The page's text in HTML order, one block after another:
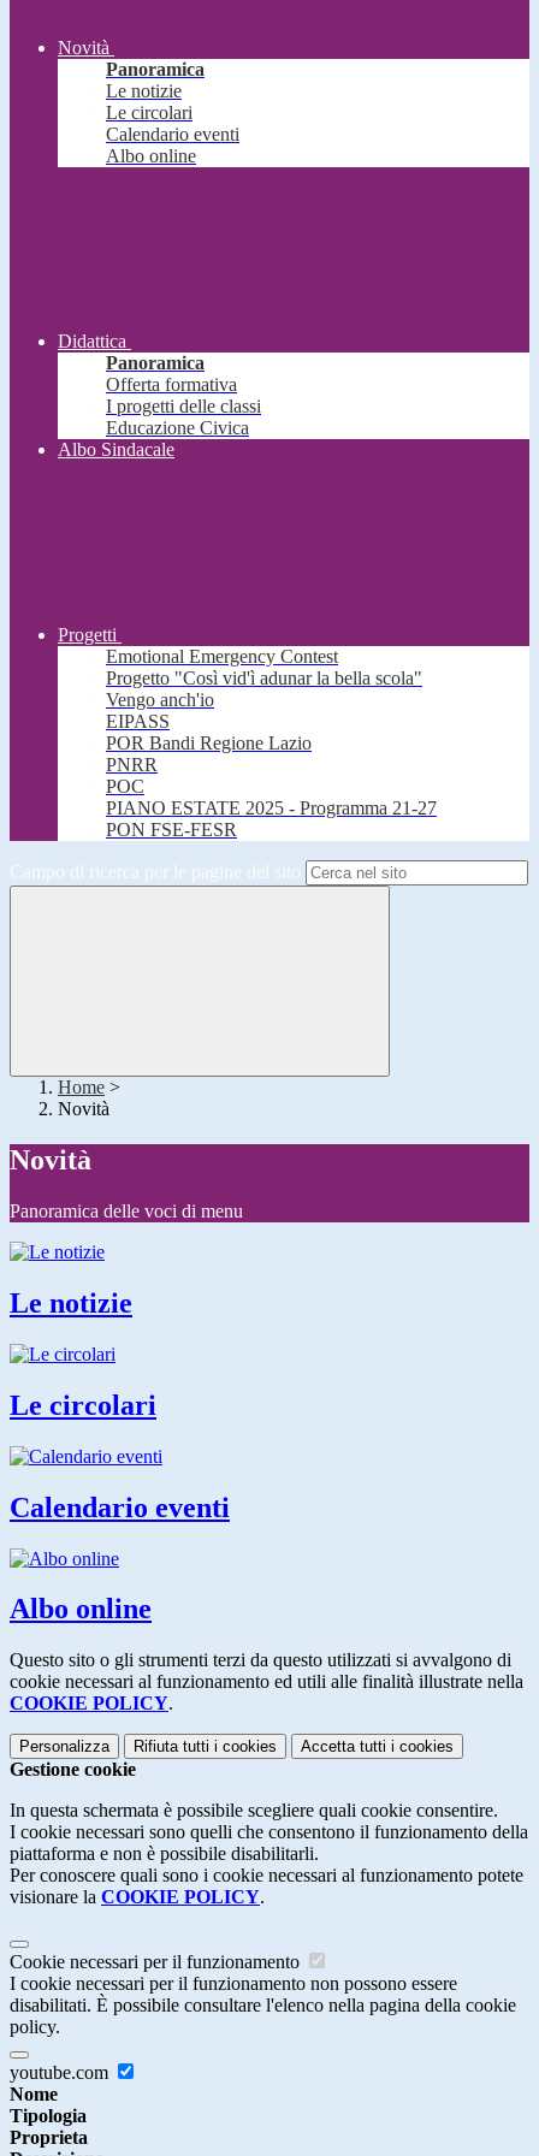
Novità
Panoramica
Le notizie
Le circolari
Calendario eventi
Albo online
Didattica
Panoramica
Offerta formativa
I progetti delle classi
Educazione Civica
Albo Sindacale
Progetti
Emotional Emergency Contest
Progetto "Così vid'ì adunar la bella scola"
Vengo anch'io
EIPASS
POR Bandi Regione Lazio
PNRR
POC
PIANO ESTATE 2025 - Programma 21-27
PON FSE-FESR
Campo di ricerca per le pagine del sito
Home >
Novità
Novità
Panoramica delle voci di menu
Le notizie
Le circolari
Calendario eventi
Albo online
Questo sito o gli strumenti terzi da questo utilizzati si avvalgono di
cookie necessari al funzionamento ed utili alle finalità illustrate nella
COOKIE POLICY.
Personalizza Rifiuta tutti i cookies Accetta tutti i cookies
Gestione cookie
In questa schermata è possibile scegliere quali cookie consentire.
I cookie necessari sono quelli che consentono il funzionamento della
piattaforma e non è possibile disabilitarli.
Per conoscere quali sono i cookie necessari al funzionamento potete
visionare la COOKIE POLICY.
Cookie necessari per il funzionamento
I cookie necessari per il funzionamento non possono essere
disabilitati. È possibile consultare l'elenco nella pagina della cookie
policy.
youtube.com
Nome
Tipologia
Proprieta